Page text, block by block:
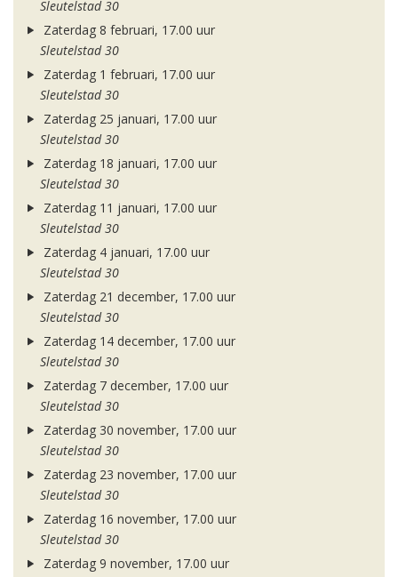
Sleutelstad 30
Zaterdag 8 februari, 17.00 uur
Sleutelstad 30
Zaterdag 1 februari, 17.00 uur
Sleutelstad 30
Zaterdag 25 januari, 17.00 uur
Sleutelstad 30
Zaterdag 18 januari, 17.00 uur
Sleutelstad 30
Zaterdag 11 januari, 17.00 uur
Sleutelstad 30
Zaterdag 4 januari, 17.00 uur
Sleutelstad 30
Zaterdag 21 december, 17.00 uur
Sleutelstad 30
Zaterdag 14 december, 17.00 uur
Sleutelstad 30
Zaterdag 7 december, 17.00 uur
Sleutelstad 30
Zaterdag 30 november, 17.00 uur
Sleutelstad 30
Zaterdag 23 november, 17.00 uur
Sleutelstad 30
Zaterdag 16 november, 17.00 uur
Sleutelstad 30
Zaterdag 9 november, 17.00 uur